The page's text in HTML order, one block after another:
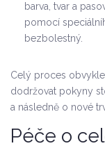
barva, tvar a
pomocí
bezbolestný.
Celý proces
dodržovat pokyny
a následně o nové
Péče o